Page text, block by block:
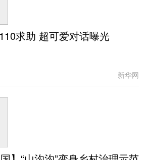
求助 超可爱对话曝光
新华网